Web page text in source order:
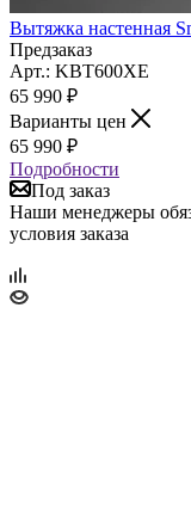
Вытяжка настенная
Предзаказ
Арт.: KBT600XE
65 990 ₽
Варианты цен
65 990 ₽
Подробности
Под заказ
Наши менеджеры
условия заказа